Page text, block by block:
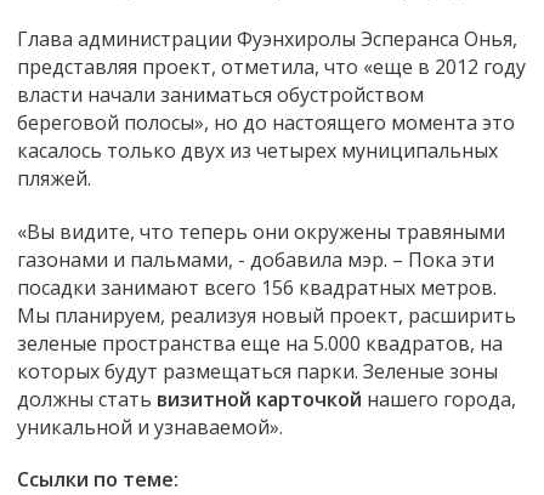
Глава администрации Фуэнхиролы Эсперанса Онья,
представляя проект, отметила, что «еще в 2012 году
власти начали заниматься обустройством
береговой полосы», но до настоящего момента это
касалось только двух из четырех муниципальных
пляжей.
«Вы видите, что теперь они окружены травяными
газонами и пальмами, - добавила мэр. – Пока эти
посадки занимают всего 156 квадратных метров.
Мы планируем, реализуя новый проект, расширить
зеленые пространства еще на 5.000 квадратов, на
которых будут размещаться парки. Зеленые зоны
должны стать визитной карточкой нашего города,
уникальной и узнаваемой».
Ссылки по теме: